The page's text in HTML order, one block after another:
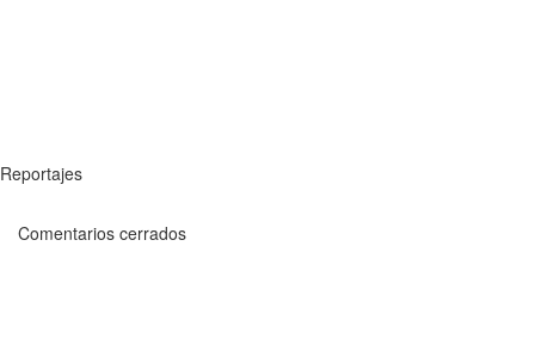
Reportajes
Comentarios cerrados